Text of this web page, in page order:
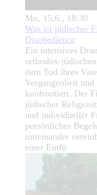
Mo, 15.6., 18:30
Was ist jüdischer
Disobedience
Ein intensives
orthodox-
dem Tod ihres
Vergangenheit
konfrontiert. Der
jüdischer
und individueller
persönliches
miteinander
einer Einfü